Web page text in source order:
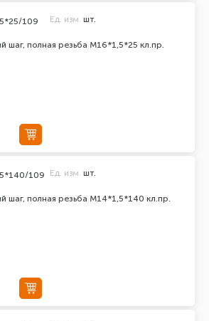
шаг, полная резьба M16*1,5*25 кл.пр.
109 Ед. изм. шт.
шаг, полная резьба M14*1,5*140 кл.пр.
109 Ед. изм. шт.